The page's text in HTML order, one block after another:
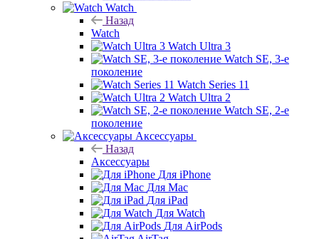
Watch
Назад
Watch
Watch Ultra 3
Watch SE, 3-е
поколение
Watch Series 11
Watch Ultra 2
Watch SE, 2-е
поколение
Аксессуары
Назад
Аксессуары
Для iPhone
Для Mac
Для iPad
Для Watch
Для AirPods